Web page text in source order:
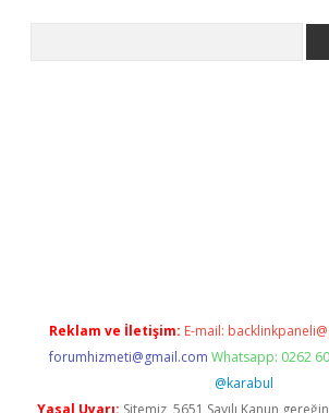
Reklam ve İletişim: E-mail:
forumhizmeti@gmail.com Whatsapp: 0262
@karabul
Yasal Uyarı: Sitemiz, 5651 Sayılı Kanun